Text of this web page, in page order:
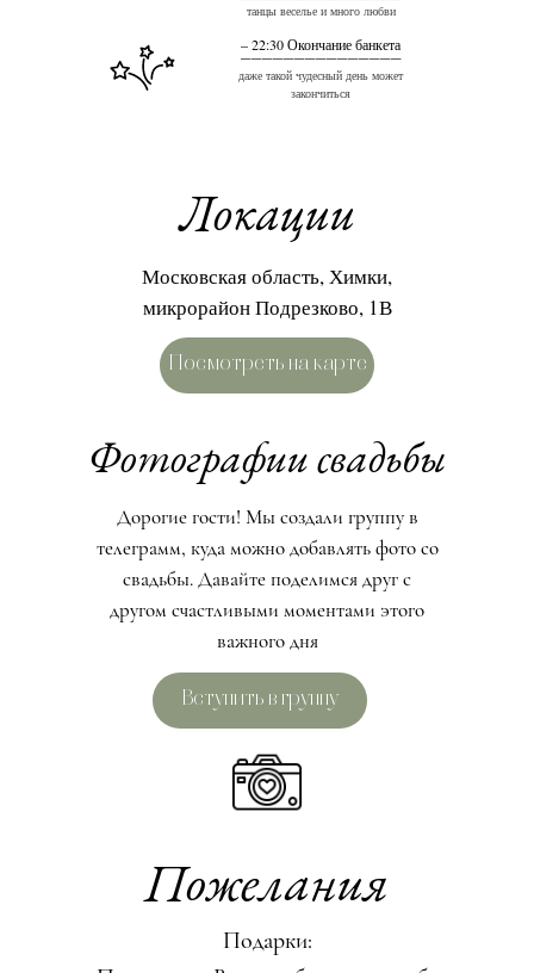
танцы веселье и много любви
– 22:30 Окончание банкета
даже такой чудесный день может
закончиться
_______________
Локации
Посмотреть на карте
Московская область, Химки,
микрорайон Подрезково, 1В
Фотографии свадьбы
Вступить в группу
Дорогие гости! Мы создали группу в
телеграмм, куда можно добавлять фото со
свадьбы. Давайте поделимся друг с
другом счастливыми моментами этого
важного дня
Подарки:
Пожелания